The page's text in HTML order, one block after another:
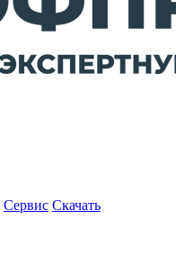
Сервис Скачать